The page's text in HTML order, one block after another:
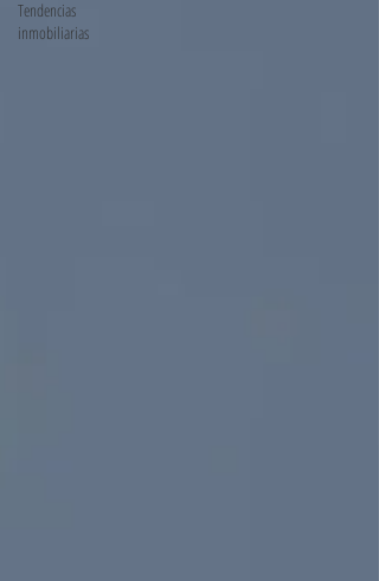
Tendencias
inmobiliarias